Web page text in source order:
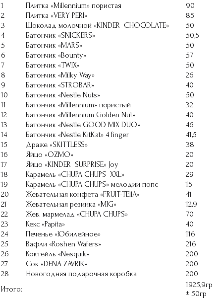
1
Плитка «Millennium» пористая 90
2
Плитка «VERY PERI» 85
3
Шоколад молочной «KINDER CHOCOLATE» 50
4
Батончик «SNICKERS» 50,5
5
Батончик «MARS» 50
6
Батончик «Bounty» 57
7
Батончик «TWIX» 50
8
Батончик «Milky Way» 26
9
Батончик «STROBAR» 40
10
Батончик «Nestle Nuts» 50
11
Батончик «Millennium» пористый 32
12
Батончик «Millennium Golden Nut» 40
13
Батончик «Nestle GOOD MIX DUO» 46
14
Батончик «Nestle KitKat» 4 finger 41,5
15
Драже «SKITTLESS» 38
16
Яйцо «OZMO» 20
17
Яйцо «KINDER SURPRISE» Joy 20
18
Карамель «CHUPA CHUPS XXL» 29
19
Карамель «CHUPA CHUPS» мелодии попс 15
20
Жевательная конфета «FRUIT-TEllA» 41
21
Жевательная резинка «MIG» 12,9
22
Жев. мармелад «CHUPA CHUPS» 70
23
Кекс «Papita» 40
24
Печенье «Юбилейное» 116
25
Вафли «Roshen Wafers» 216
26
Коктейль «Nesquik» 200
27
Сок «DENA ZAVRIK» 200
28
Новогодняя подарочная коробка 200
Итого:
1925,9гр
± 50гр